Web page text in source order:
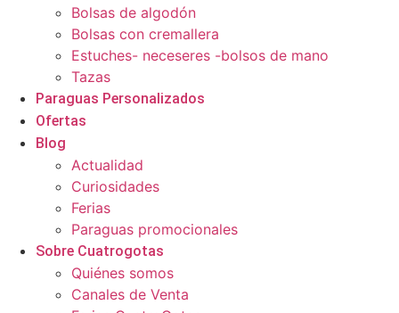
Bolsas de algodón
Bolsas con cremallera
Estuches- neceseres -bolsos de mano
Tazas
Paraguas Personalizados
Ofertas
Blog
Actualidad
Curiosidades
Ferias
Paraguas promocionales
Sobre Cuatrogotas
Quiénes somos
Canales de Venta